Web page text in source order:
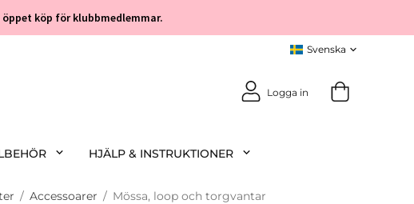
öppet köp för klubbmedlemmar.
Logga in
HJÄLP & INSTRUKTIONER
/ Accessoarer / Mössa, loop och torgvantar